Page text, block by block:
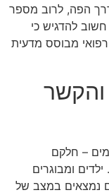
הפה, לרוב מספר
להדגיש כי
מבוסס מדעית
והקשר
– חלקם
ומבוגרים
נמצאים במצב של